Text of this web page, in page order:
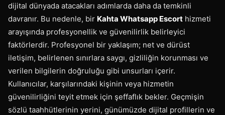
dijital dünyada atacakları adımlarda daha da temkinli
davranır. Bu nedenle, bir Kahta Whatsapp Escort hizmeti
arayışında profesyonellik ve güvenilirlik belirleyici
faktörlerdir. Profesyonel bir yaklaşım; net ve dürüst
iletişim, belirlenen sınırlara saygı, gizliliğin korunması ve
verilen bilgilerin doğruluğu gibi unsurları içerir.
Kullanıcılar, karşılarındaki kişinin veya hizmetin
güvenilirliğini teyit etmek için şeffaflık bekler. Geçmişin
sözlü taahhütlerinin yerini, günümüzde dijital profillerin ve